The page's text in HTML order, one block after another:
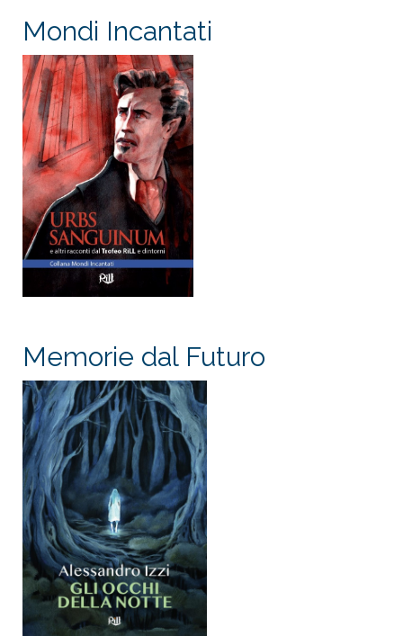
Mondi Incantati
Memorie dal Futuro